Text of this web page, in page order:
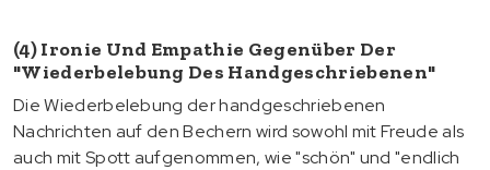
(4) Ironie Und Empathie Gegenüber Der
"Wiederbelebung Des Handgeschriebenen"
Die Wiederbelebung der handgeschriebenen
Nachrichten auf den Bechern wird sowohl mit Freude als
auch mit Spott aufgenommen, wie "schön" und "endlich